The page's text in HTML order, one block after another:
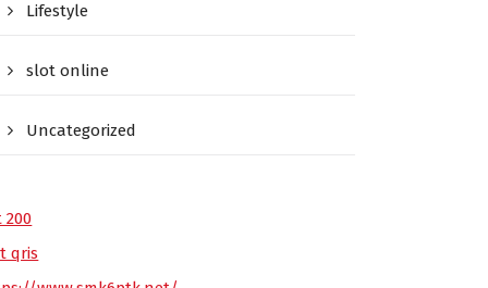
Lifestyle
slot online
Uncategorized
200
qris